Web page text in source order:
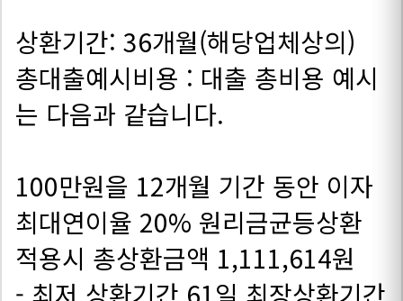
상환기간: 36개월(해당업체상의)
총대출예시비용 : 대출 총비용 예시
는 다음과 같습니다.
100만원을 12개월 기간 동안 이자
최대연이율 20% 원리금균등상환
적용시 총상환금액 1,111,614원
- 최저 상환기간 61일 최장상환기간